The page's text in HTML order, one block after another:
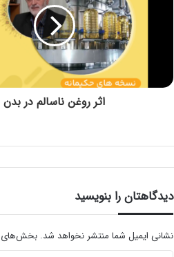
اثر روغن ناسالم در بدن
دیدگاهتان را بنویسید
نشانی ایمیل شما منتشر نخواهد شد. بخش‌های